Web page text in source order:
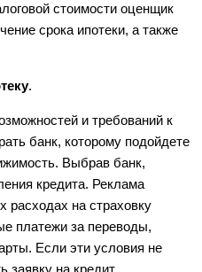
стоимости оценщик
срока ипотеки, а также
.
и требований к
банк, которому подойдете
Выбрав банк,
кредита. Реклама
расходах на страховку
платежи за переводы,
Если эти условия не
заявку на кредит.